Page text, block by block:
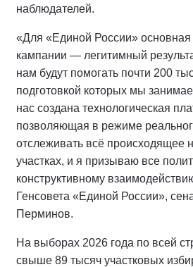
наблюдателей.
«Для «Единой России» основная
кампании — легитимный
нам будут помогать почти 200
подготовкой которых мы
нас создана технологическая
позволяющая в режиме
отслеживать всё происходящее
участках, и я призываю все
конструктивному
Генсовета «Единой России»,
Перминов.
На выборах 2026 года по всей
свыше 89 тысяч участковых